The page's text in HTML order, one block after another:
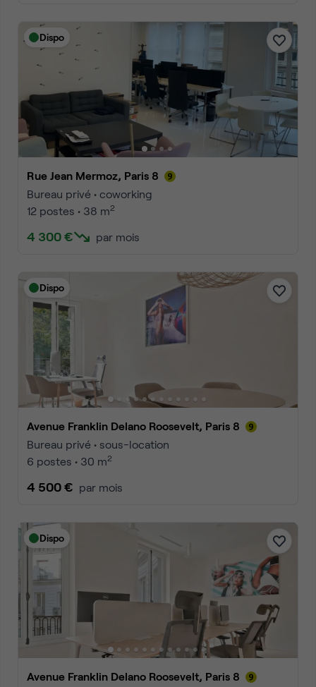
Dispo
Rue Jean Mermoz, Paris 8
Bureau privé • coworking
12 postes • 38 m2
4 300 € par mois
Dispo
Avenue Franklin Delano Roosevelt, Paris 8
Bureau privé • sous-location
6 postes • 30 m2
4 500 € par mois
Dispo
Avenue Franklin Delano Roosevelt, Paris 8